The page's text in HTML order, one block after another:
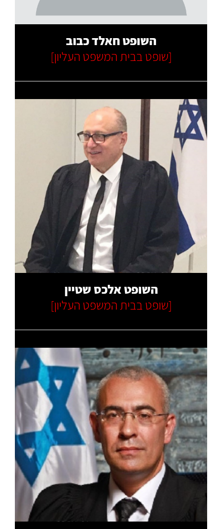
השופט חאלד כבוב
[שופט בבית המשפט העליון]
קרא עוד
השופט אלכס שטיין
[שופט בבית המשפט העליון]
קרא עוד